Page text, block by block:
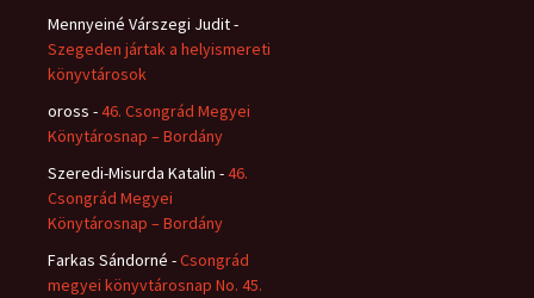
Mennyeiné Várszegi Judit-
Szegeden jártak a helyismereti
könyvtárosok
oross -46. Csongrád Megyei
Könytárosnap – Bordány
Szeredi-Misurda Katalin -46.
Csongrád Megyei
Könytárosnap – Bordány
Farkas Sándorné -Csongrád
megyei könyvtárosnap No. 45.